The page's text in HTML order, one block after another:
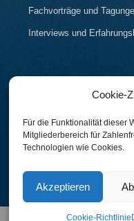
Cookie-
Für die Funktionalität dieser
Mitgliederbereich für
Technologien wie Cookies.
Akzeptieren
Cookie-Richtlinie
Fachvorträge und
Interviews und